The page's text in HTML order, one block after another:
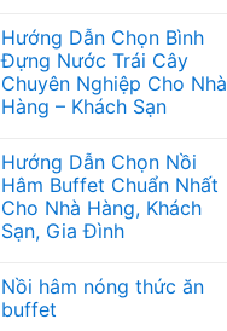
bình
luận
ở
Đĩa
Đá
Tròn
66003:
Nâng
Tầm
Trải
Nghiệm
Ẩm
Nghệ
Thuật
Trang
Hướng Dẫn Chọn Bình
Đựng Nước Trái Cây
Chuyên Nghiệp Cho Nhà
Hàng – Khách Sạn
bình
luận
ở
Hướng
Dẫn
Chọn
Nước
Trái
Cây
Hướng Dẫn Chọn Nồi
Hâm Buffet Chuẩn Nhất
Cho Nhà Hàng, Khách
Sạn, Gia Đình
bình
luận
ở
Nồi hâm nóng thức ăn
buffet